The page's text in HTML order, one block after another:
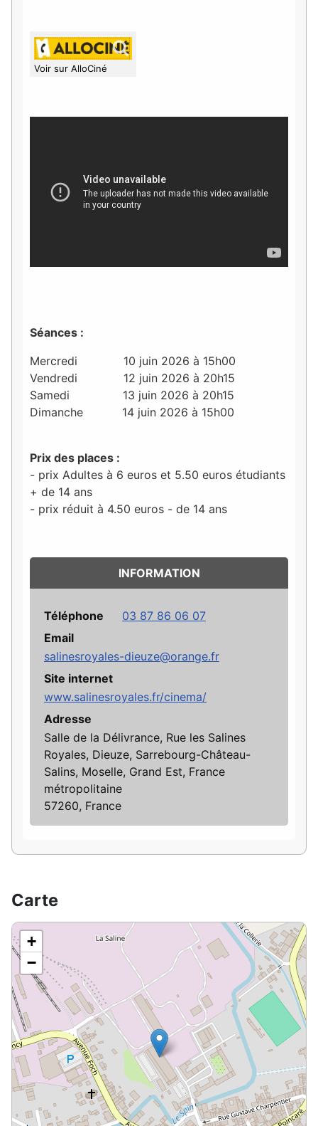
Voir sur AlloCiné
Séances :
Mercredi 10 juin 2026 à 15h00
Vendredi 12 juin 2026 à 20h15
Samedi 13 juin 2026 à 20h15
Dimanche 14 juin 2026 à 15h00
Prix des places :
- prix Adultes à 6 euros et 5.50 euros étudiants
+ de 14 ans
- prix réduit à 4.50 euros - de 14 ans
INFORMATION
Téléphone
03 87 86 06 07
Email
salinesroyales-dieuze@orange.fr
Site internet
www.salinesroyales.fr/cinema/
Adresse
Salle de la Délivrance, Rue les Salines
Royales, Dieuze, Sarrebourg-Château-
Salins, Moselle, Grand Est, France
métropolitaine
57260, France
Carte
+
−